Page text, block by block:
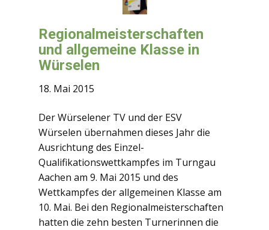
Regionalmeisterschaften
und allgemeine Klasse in
Würselen
18. Mai 2015
Der Würselener TV und der ESV
Würselen übernahmen dieses Jahr die
Ausrichtung des Einzel-
Qualifikationswettkampfes im Turngau
Aachen am 9. Mai 2015 und des
Wettkampfes der allgemeinen Klasse am
10. Mai. Bei den Regionalmeisterschaften
hatten die zehn besten Turnerinnen die